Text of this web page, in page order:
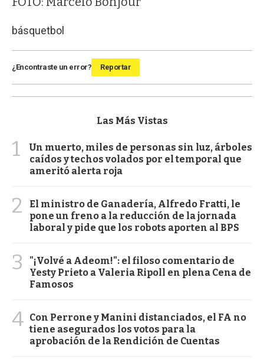
básquetbol
¿Encontraste un error? Reportar
Las Más Vistas
1
Un muerto, miles de personas sin luz, árboles
caídos y techos volados por el temporal que
ameritó alerta roja
2
El ministro de Ganadería, Alfredo Fratti, le
pone un freno a la reducción de la jornada
laboral y pide que los robots aporten al BPS
3
"¡Volvé a Adeom!": el filoso comentario de
Yesty Prieto a Valeria Ripoll en plena Cena de
Famosos
4 Con Perrone y Manini distanciados, el FA no
tiene asegurados los votos para la
aprobación de la Rendición de Cuentas